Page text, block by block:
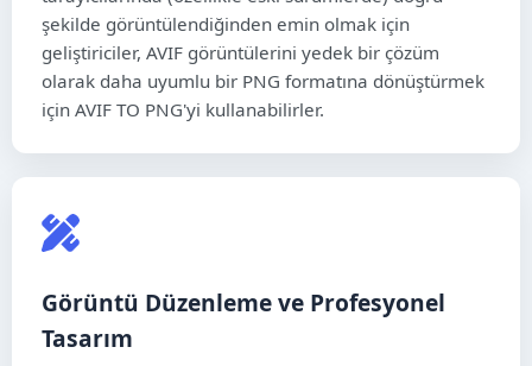
şekilde görüntülendiğinden emin olmak için
geliştiriciler, AVIF görüntülerini yedek bir çözüm
olarak daha uyumlu bir PNG formatına dönüştürmek
için AVIF TO PNG'yi kullanabilirler.
Görüntü Düzenleme ve Profesyonel
Tasarım